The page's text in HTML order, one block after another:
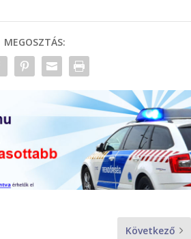
MEGOSZTÁS:
Következő